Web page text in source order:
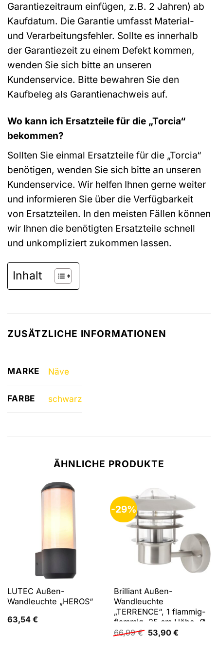
Garantiezeitraum einfügen, z.B. 2 Jahren) ab
Kaufdatum. Die Garantie umfasst Material-
und Verarbeitungsfehler. Sollte es innerhalb
der Garantiezeit zu einem Defekt kommen,
wenden Sie sich bitte an unseren
Kundenservice. Bitte bewahren Sie den
Kaufbeleg als Garantienachweis auf.
Wo kann ich Ersatzteile für die „Torcia“
bekommen?
Sollten Sie einmal Ersatzteile für die „Torcia“
benötigen, wenden Sie sich bitte an unseren
Kundenservice. Wir helfen Ihnen gerne weiter
und informieren Sie über die Verfügbarkeit
von Ersatzteilen. In den meisten Fällen können
wir Ihnen die benötigten Ersatzteile schnell
und unkompliziert zukommen lassen.
Inhalt
ZUSÄTZLICHE INFORMATIONEN
MARKE Näve
FARBE schwarz
ÄHNLICHE PRODUKTE
LUTEC Außen-
Wandleuchte „HEROS“
63,54 €
-29%
Brilliant Außen-
Wandleuchte
„TERRENCE“, 1 flammig-
flammig, 25 cm Höhe, Ø
22 cm, E27,
66,99€ Ursprünglicher
Preis
53,90 €Aktueller